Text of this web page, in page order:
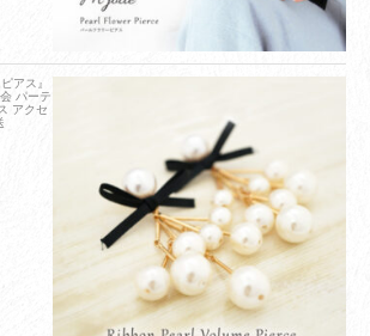
アス』
パーテ
アクセ